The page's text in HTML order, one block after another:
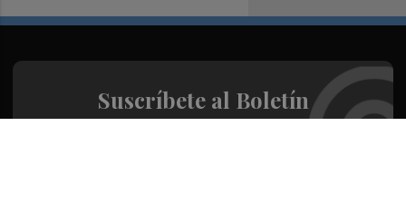
Suscríbete al Boletín